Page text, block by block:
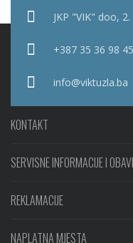
JKP "VIK" doo,
+387 35 36 98 45
info@viktuzla.ba
KONTAKT
SERVISNE INFORMACIJE I
REKLAMACIJE
NAPLATNA MJESTA